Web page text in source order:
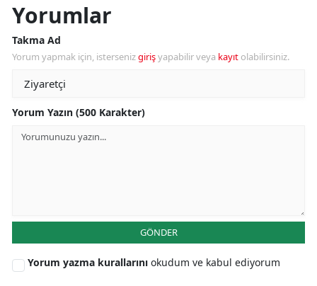
Yorumlar
Takma Ad
Yorum yapmak için, istersenizgirişyapabilir veya kayıt olabilirsiniz.
Yorum Yazın (500 Karakter)
GÖNDER
Yorum yazma kurallarını okudum ve kabul ediyorum